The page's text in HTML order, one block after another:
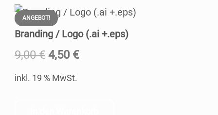
ANGEBOT!
Bran­ding / Logo (.ai +.eps)
9,00€ Ursprünglicher
4,50 €Aktueller
inkl. 19 % MwSt.